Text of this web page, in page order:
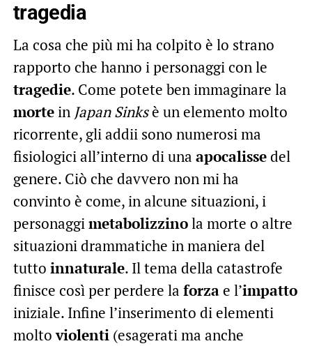
tragedia
La cosa che più mi ha colpito è lo strano
rapporto che hanno i personaggi con le
tragedie. Come potete ben immaginare la
mortein Japan Sinksè un elemento molto
ricorrente, gli addii sono numerosi ma
fisiologici all’interno di una apocalissedel
genere. Ciò che davvero non mi ha
convinto è come, in alcune situazioni, i
personaggimetabolizzinola morte o altre
situazioni drammatiche in maniera del
tutto innaturale. Il tema della catastrofe
finisce così per perdere la forzae l’impatto
iniziale. Infine l’inserimento di elementi
moltoviolenti(esagerati ma anche